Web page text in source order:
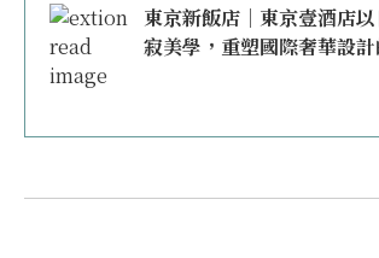
東京新飯店｜東京壹酒店
寂美學，重塑國際奢華設